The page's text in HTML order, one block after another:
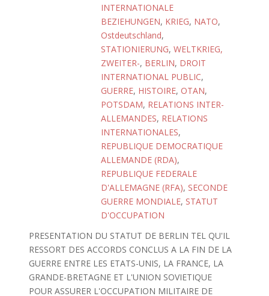
INTERNATIONALE
BEZIEHUNGEN, KRIEG, NATO,
Ostdeutschland,
STATIONIERUNG, WELTKRIEG,
ZWEITER-, BERLIN, DROIT
INTERNATIONAL PUBLIC,
GUERRE, HISTOIRE, OTAN,
POTSDAM, RELATIONS INTER-
ALLEMANDES, RELATIONS
INTERNATIONALES,
REPUBLIQUE DEMOCRATIQUE
ALLEMANDE (RDA),
REPUBLIQUE FEDERALE
D'ALLEMAGNE (RFA), SECONDE
GUERRE MONDIALE, STATUT
D'OCCUPATION
PRESENTATION DU STATUT DE BERLIN TEL QU'IL
RESSORT DES ACCORDS CONCLUS A LA FIN DE LA
GUERRE ENTRE LES ETATS-UNIS, LA FRANCE, LA
GRANDE-BRETAGNE ET L'UNION SOVIETIQUE
POUR ASSURER L'OCCUPATION MILITAIRE DE